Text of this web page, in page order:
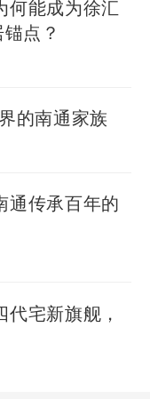
何能成为徐汇
点？
的南通家族
通传承百年的
宅新旗舰，